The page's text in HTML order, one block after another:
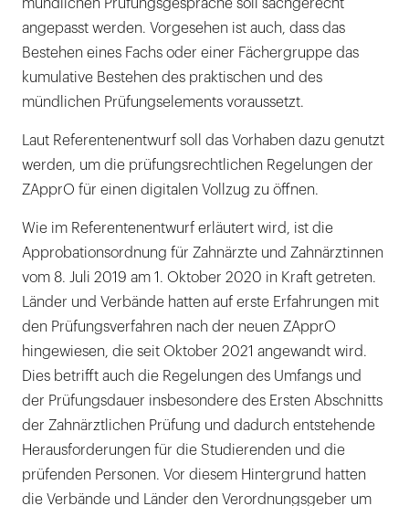
mündlichen Prüfungsgespräche soll sachgerecht
angepasst werden. Vorgesehen ist auch, dass das
Bestehen eines Fachs oder einer Fächergruppe das
kumulative Bestehen des praktischen und des
mündlichen Prüfungselements voraussetzt.
Laut Referentenentwurf soll das Vorhaben dazu genutzt
werden, um die prüfungsrechtlichen Regelungen der
ZApprO für einen digitalen Vollzug zu öffnen.
Wie im Referentenentwurf erläutert wird, ist die
Approbationsordnung für Zahnärzte und Zahnärztinnen
vom 8. Juli 2019 am 1. Oktober 2020 in Kraft getreten.
Länder und Verbände hatten auf erste Erfahrungen mit
den Prüfungsverfahren nach der neuen ZApprO
hingewiesen, die seit Oktober 2021 angewandt wird.
Dies betrifft auch die Regelungen des Umfangs und
der Prüfungsdauer insbesondere des Ersten Abschnitts
der Zahnärztlichen Prüfung und dadurch entstehende
Herausforderungen für die Studierenden und die
prüfenden Personen. Vor diesem Hintergrund hatten
die Verbände und Länder den Verordnungsgeber um